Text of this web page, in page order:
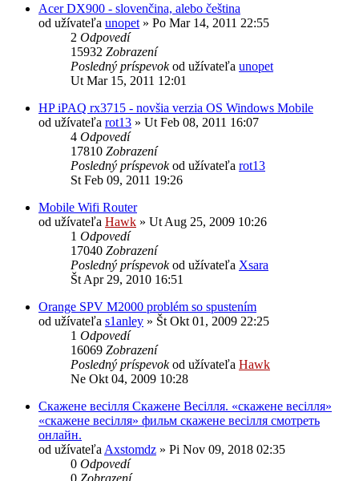
Acer DX900 - slovenčina, alebo čeština
od užívateľa unopet » Po Mar 14, 2011 22:55
2 Odpovedí
15932 Zobrazení
Posledný príspevokod užívateľa unopet
Ut Mar 15, 2011 12:01
HP iPAQ rx3715 - novšia verzia OS Windows Mobile
od užívateľa rot13 » Ut Feb 08, 2011 16:07
4 Odpovedí
17810 Zobrazení
Posledný príspevokod užívateľa rot13
St Feb 09, 2011 19:26
Mobile Wifi Router
od užívateľa Hawk » Ut Aug 25, 2009 10:26
1 Odpovedí
17040 Zobrazení
Posledný príspevokod užívateľa Xsara
Št Apr 29, 2010 16:51
Orange SPV M2000 problém so spustením
od užívateľa s1anley » Št Okt 01, 2009 22:25
1 Odpovedí
16069 Zobrazení
Posledný príspevokod užívateľa Hawk
Ne Okt 04, 2009 10:28
Скажене весілля Скажене Весілля. «скажене весілля»
«скажене весілля» фильм скажене весілля смотреть
онлайн.
od užívateľa Axstomdz » Pi Nov 09, 2018 02:35
0 Odpovedí
0 Zobrazení